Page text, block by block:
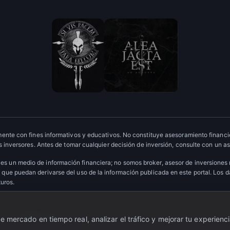
con fines informativos y educativos. No constituye asesoramiento
Antes de tomar cualquier decisión de inversión, consulte con un
un medio de información financiera; no somos broker, asesor de
puedan derivarse del uso de la información publicada en este portal.
· Escudo OTC
mercado en tiempo real, analizar el tráfico y mejorar tu